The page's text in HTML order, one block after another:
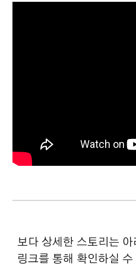
보다 상세한 스토리는 아
링크를 통해 확인하실